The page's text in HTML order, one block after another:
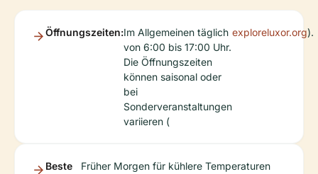
Öffnungszeiten:Im Allgemeinen täglich
von 6:00 bis 17:00 Uhr.
Die Öffnungszeiten
können saisonal oder
bei
Sonderveranstaltungen
variieren (
exploreluxor.org).
Beste
Früher Morgen für kühlere Temperaturen